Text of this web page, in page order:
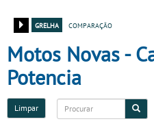
grelha comparação
Motos Novas -
Potencia
Limpar